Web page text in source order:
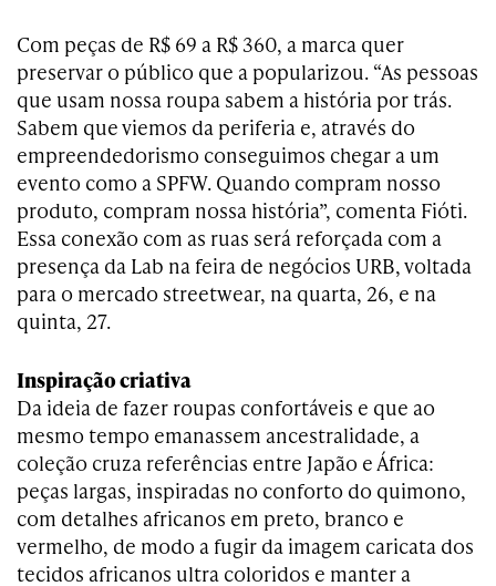
Com peças de R$ 69 a R$ 360, a marca quer
preservar o público que a popularizou. “As pessoas
que usam nossa roupa sabem a história por trás.
Sabem que viemos da periferia e, através do
empreendedorismo conseguimos chegar a um
evento como a SPFW. Quando compram nosso
produto, compram nossa história”, comenta Fióti.
Essa conexão com as ruas será reforçada com a
presença da Lab na feira de negócios URB, voltada
para o mercado streetwear, na quarta, 26, e na
quinta, 27.
Inspiração criativa
Da ideia de fazer roupas confortáveis e que ao
mesmo tempo emanassem ancestralidade, a
coleção cruza referências entre Japão e África:
peças largas, inspiradas no conforto do quimono,
com detalhes africanos em preto, branco e
vermelho, de modo a fugir da imagem caricata dos
tecidos africanos ultra coloridos e manter a